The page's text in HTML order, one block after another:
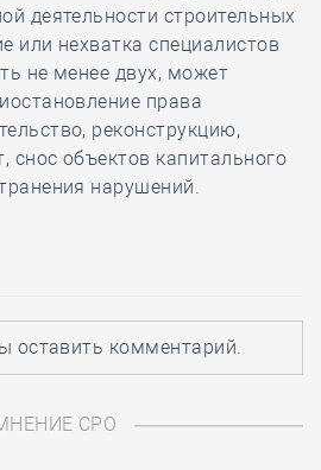
деятельности строительных
или нехватка специалистов
не менее двух, может
права
реконструкцию,
снос объектов капитального
нарушений.
оставить комментарий.
СРО